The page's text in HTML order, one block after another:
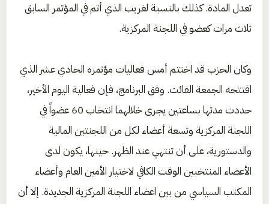
تعدل المادة. كذلك بالنسبة لغريب الذي أتم في المؤتمر السابق
ثلاث مرات كعضو في اللجنة المركزية.
وكان الحزب قد اختتم أمس فعاليات مؤتمره الحادي عشر الذي
افتتحه الجمعة الفائت. وفق البرنامج، فإن فعالية اليوم الأخير،
حددت مدتها بساعتين يجرى خلالهما انتخاب 60 عضواً في
اللجنة المركزية وتسعة أعضاء لكل من اللجنتين المالية
والدستورية، على أن تنتهي عند الظهر. حينها، يكون لدى
الأعضاء المنتخبين الوقت الكافي لاختيار الأمين العام وأعضاء
المكتب السياسي من بين اعضاء اللجنة المركزية الجديدة. إلا أن